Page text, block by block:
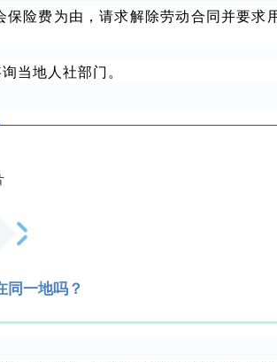
险费为由，请求解除劳动合同并要求
询当地人社部门。
同一地吗？